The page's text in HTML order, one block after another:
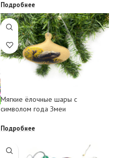
Подробнее
Мягкие ёлочные шары с
символом года Змеи
Подробнее